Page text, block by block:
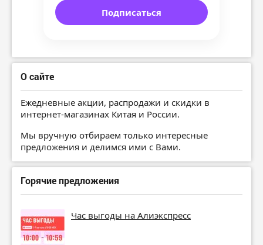
Подписаться
О сайте
Ежедневные акции, распродажи и скидки в
интернет-магазинах Китая и России.
Мы вручную отбираем только интересные
предложения и делимся ими с Вами.
Горячие предложения
Час выгоды на Алиэкспресс